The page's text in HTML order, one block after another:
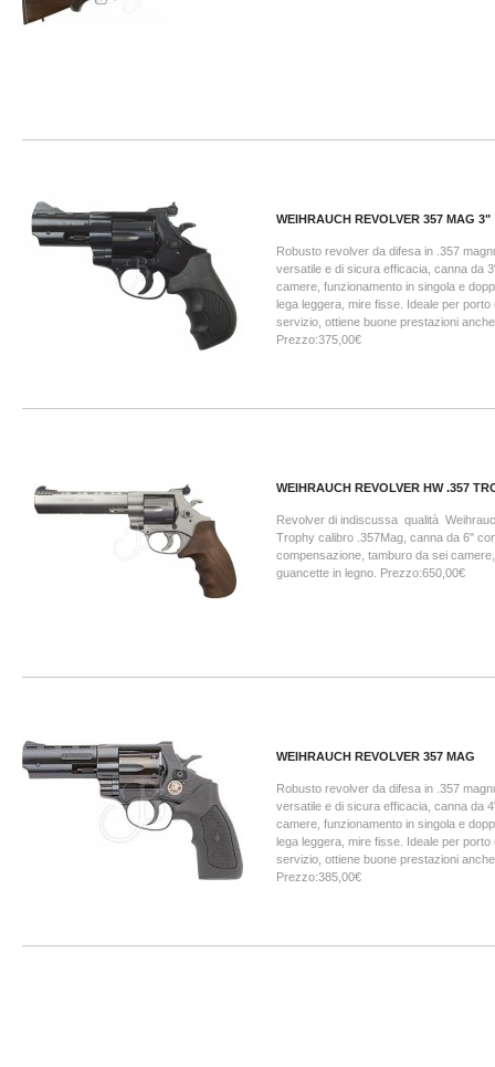
WEIHRAUCH REVOLVER 357 MAG 3"
Robusto revolver da difesa in .357
versatile e di sicura efficacia, canna da
camere, funzionamento in singola e
lega leggera, mire fisse. Ideale per porto
servizio, ottiene buone prestazioni
Prezzo:375,00€
WEIHRAUCH REVOLVER HW .357
Revolver di indiscussa qualità
Trophy calibro .357Mag, canna da 6"
compensazione, tamburo da sei
guancette in legno. Prezzo:650,00€
WEIHRAUCH REVOLVER 357 MAG
Robusto revolver da difesa in .357
versatile e di sicura efficacia, canna da
camere, funzionamento in singola e
lega leggera, mire fisse. Ideale per porto
servizio, ottiene buone prestazioni
Prezzo:385,00€